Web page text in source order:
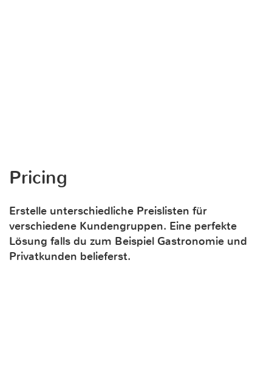
Pricing
Erstelle unterschiedliche Preislisten für
verschiedene Kundengruppen. Eine perfekte
Lösung falls du zum Beispiel Gastronomie und
Privatkunden belieferst.